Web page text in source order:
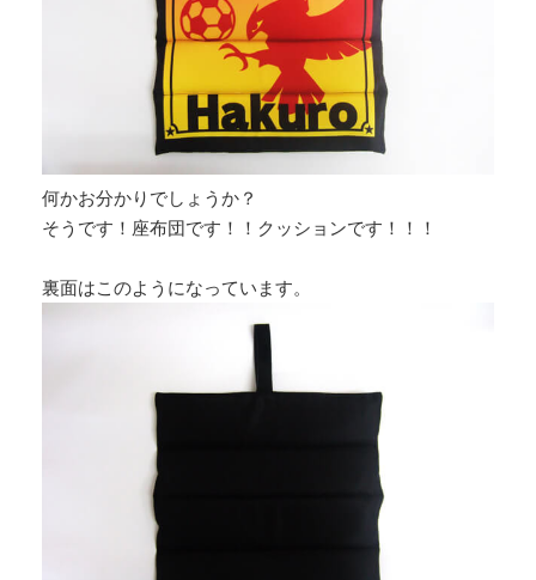
何かお分かりでしょうか？
そうです！座布団です！！クッションです！！！
裏面はこのようになっています。